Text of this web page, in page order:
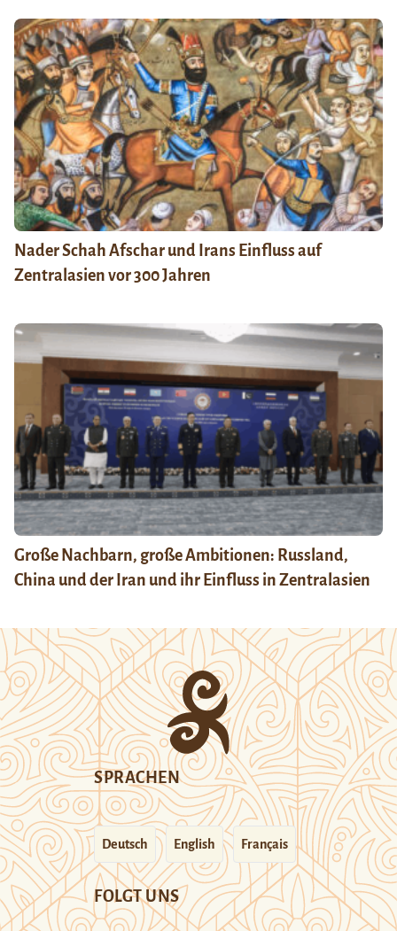
Nader Schah Afschar und Irans Einfluss auf
Zentralasien vor 300 Jahren
Große Nachbarn, große Ambitionen: Russland,
China und der Iran und ihr Einfluss in Zentralasien
SPRACHEN
Deutsch English Français
FOLGT UNS